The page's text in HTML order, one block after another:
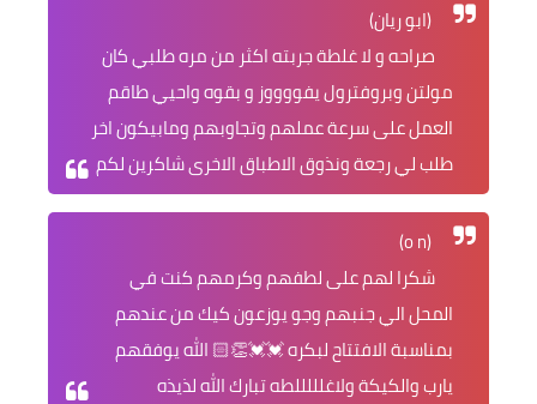
(ابو ريان)
صراحه و لا غلطة جربته اكثر من مره طلبي كان
مولتن وبروفترول يفووووز و بقوه واحيي طاقم
العمل على سرعة عملهم وتجاوبهم ومابيكون اخر
طلب لي رجعة ونذوق الاطباق الاخرى شاكرين لكم
(o n)
شكرا لهم على لطفهم وكرمهم كنت في
المحل الي جنبهم وجو يوزعون كيك من عندهم
بمناسبة الافتتاح لبكره 💓💓👏🏻 الله يوفقهم
يارب والكيكة ولاغلللللطه تبارك الله لذيذه